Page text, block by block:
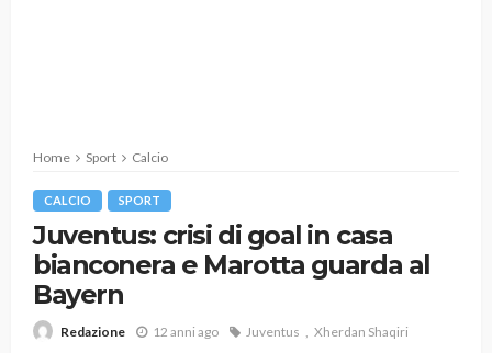
Home Sport Calcio
CALCIO SPORT
Juventus: crisi di goal in casa
bianconera e Marotta guarda al
Bayern
Redazione 12 anni ago Juventus Xherdan Shaqiri